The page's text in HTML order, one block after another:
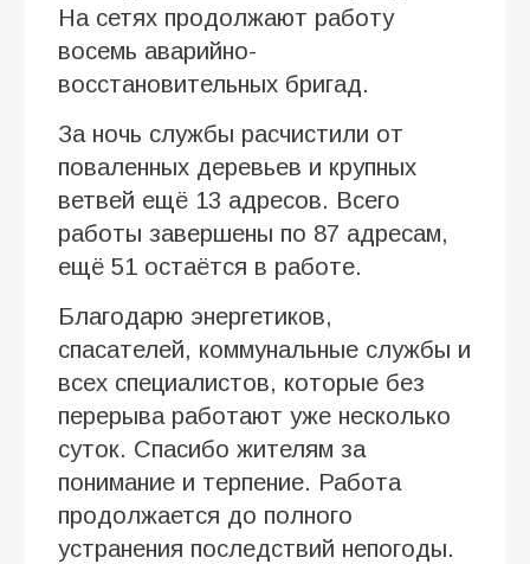
На сетях продолжают работу
восемь аварийно-
восстановительных бригад.
За ночь службы расчистили от
поваленных деревьев и крупных
ветвей ещё 13 адресов. Всего
работы завершены по 87 адресам,
ещё 51 остаётся в работе.
Благодарю энергетиков,
спасателей, коммунальные службы и
всех специалистов, которые без
перерыва работают уже несколько
суток. Спасибо жителям за
понимание и терпение. Работа
продолжается до полного
устранения последствий непогоды.